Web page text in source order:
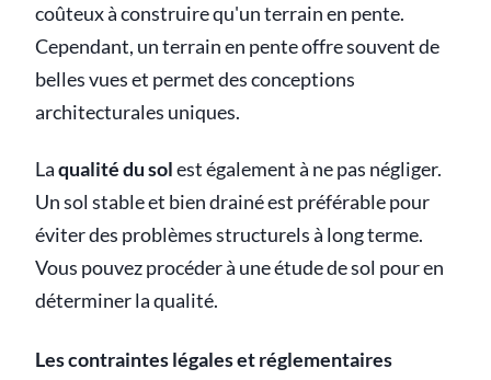
coûteux à construire qu'un terrain en pente.
Cependant, un terrain en pente offre souvent de
belles vues et permet des conceptions
architecturales uniques.
Laqualité du solest également à ne pas négliger.
Un sol stable et bien drainé est préférable pour
éviter des problèmes structurels à long terme.
Vous pouvez procéder à une étude de sol pour en
déterminer la qualité.
Les contraintes légales et réglementaires